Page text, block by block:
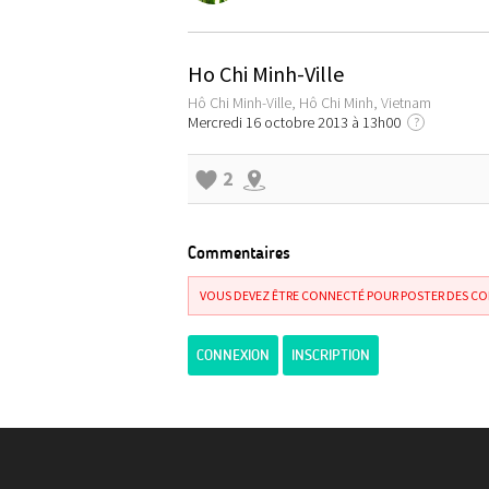
Ho Chi Minh-Ville
Hô Chi Minh-Ville, Hô Chi Minh, Vietnam
Mercredi 16 octobre 2013 à 13h00
?
2
Commentaires
VOUS DEVEZ ÊTRE CONNECTÉ POUR POSTER DES
CONNEXION INSCRIPTION